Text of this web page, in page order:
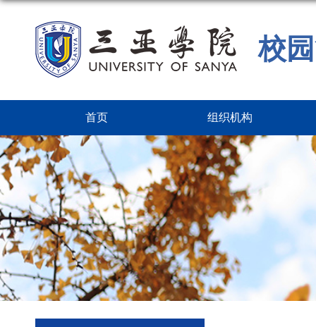
校
首页 组织机构